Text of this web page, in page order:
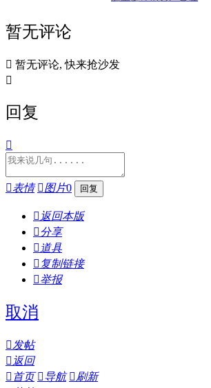
暂无评论
 暂无评论, 快来抢沙发

回复

表情 图片0
 返回本版
分享
 道具
 复制链接
举报
取消
发帖
 返回
 首页 导航 刷新